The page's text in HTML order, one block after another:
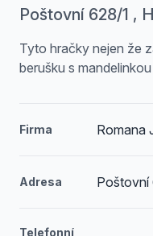
Poštovní 628/1 ,
Tyto hračky nejen že
berušku s
Firma Romana
Adresa Poštovní
Telefonní